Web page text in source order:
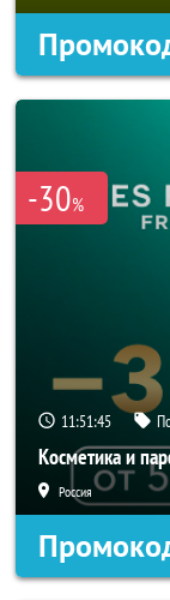
-30%
11:51:44
Косметика и
Россия